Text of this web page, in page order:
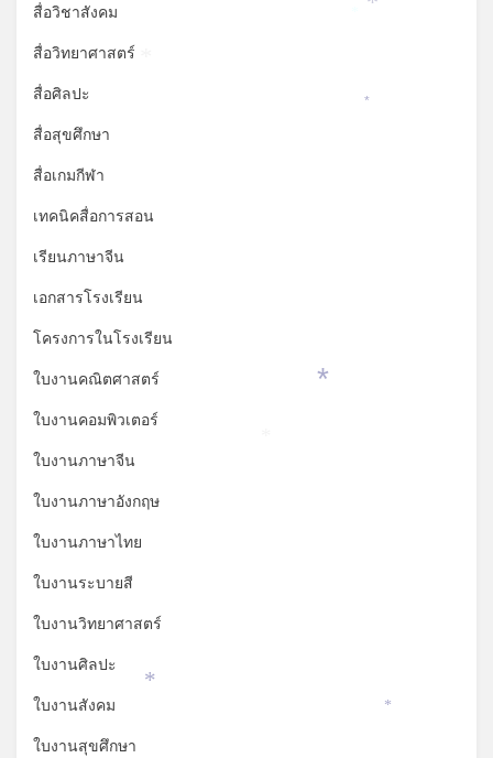
สื่อวิชาสังคม
สื่อวิทยาศาสตร์
สื่อศิลปะ
สื่อสุขศึกษา
สื่อเกมกีฬา
เทคนิคสื่อการสอน
เรียนภาษาจีน
เอกสารโรงเรียน
โครงการในโรงเรียน
ใบงานคณิตศาสตร์
ใบงานคอมพิวเตอร์
ใบงานภาษาจีน
ใบงานภาษาอังกฤษ
ใบงานภาษาไทย
ใบงานระบายสี
ใบงานวิทยาศาสตร์
ใบงานศิลปะ
ใบงานสังคม
ใบงานสุขศึกษา